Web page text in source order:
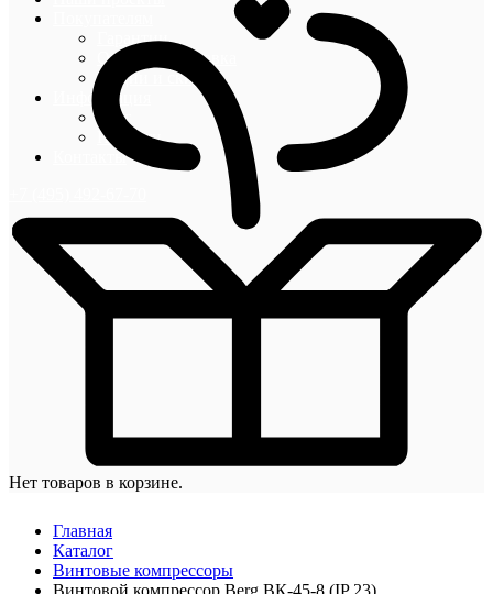
Гарантии
Оплата и доставка
Акции и скидки
Информация
Блог
Новости
Контакты
Нет товаров в корзине.
Главная
Каталог
Винтовые компрессоры